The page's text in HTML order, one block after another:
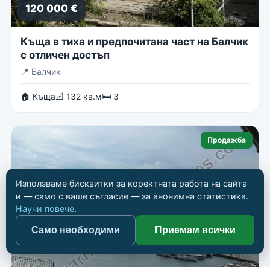
120 000 €
Къща в тиха и предпочитана част на Балчик
с отличен достъп
📍 Балчик
🏠 Къща📐 132 кв.м🛏 3
Продажба
Използваме бисквитки за коректната работа на сайта
и — само с ваше съгласие — за анонимна статистика.
Научи повече.
Само необходими Приемам всички